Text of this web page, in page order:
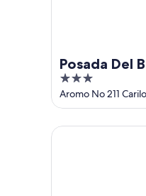
Posada Del
3
out
of
5
Aromo No 211
Cariló Princess